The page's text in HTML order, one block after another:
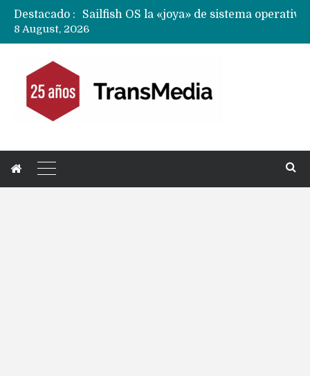
Destacado :
8 August, 2026